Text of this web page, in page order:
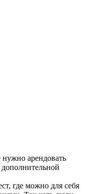
арендовать
где можно для себя